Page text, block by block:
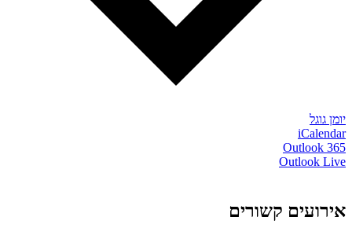
יומן גוגל
iCalendar
Outlook 365
Outlook Live
אירועים קשורים